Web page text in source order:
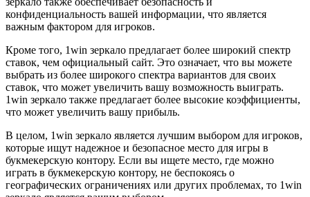
конфиденциальность вашей информации, что является
важным фактором для игроков.
Кроме того, 1win зеркало предлагает более широкий спектр
ставок, чем официальный сайт. Это означает, что вы можете
выбрать из более широкого спектра вариантов для своих
ставок, что может увеличить вашу возможность выиграть.
1win зеркало также предлагает более высокие коэффициенты,
что может увеличить вашу прибыль.
В целом, 1win зеркало является лучшим выбором для игроков,
которые ищут надежное и безопасное место для игры в
букмекерскую контору. Если вы ищете место, где можно
играть в букмекерскую контору, не беспокоясь о
географических ограничениях или других проблемах, то 1win